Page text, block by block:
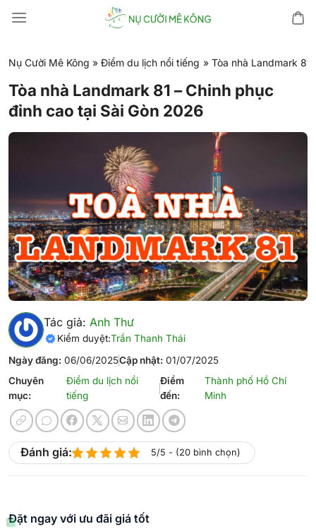
đến
dung
Nụ Cười Mê Kông » Điểm du lịch nổi tiếng » Tòa nhà Landmark
Tòa nhà Landmark 81 – Chinh phục
đỉnh cao tại Sài Gòn 2026
Tác giả: Anh Thư
Kiểm duyệt:Trần Thanh Thái
Ngày đăng: 06/06/2025Cập nhật: 01/07/2025
Chuyên
mục:
Điểm du lịch nổi
tiếng
Điểm
đến:
Thành phố Hồ Chí
Minh
Đánh giá: 5/5 - (20 bình chọn)
Đặt ngay với ưu đãi giá tốt